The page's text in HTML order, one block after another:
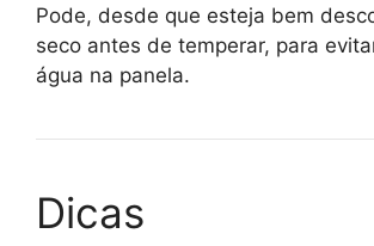
Pode, desde que esteja bem
seco antes de temperar, para
água na panela.
Dicas